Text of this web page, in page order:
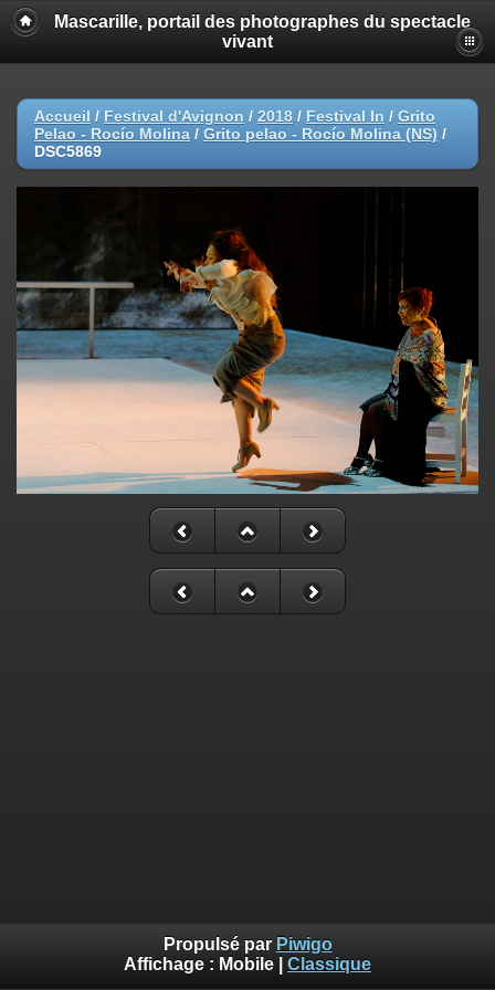
Mascarille, portail des photographes du spectacle
vivant
Accueil / Festival d'Avignon / 2018 / Festival In / Grito
Pelao - Rocío Molina / Grito pelao - Rocío Molina (NS) /
DSC5869
Propulsé par Piwigo
Affichage : Mobile Classique